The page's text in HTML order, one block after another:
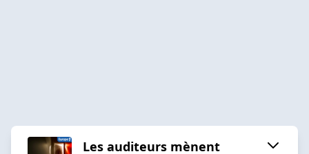
Les auditeurs mènent